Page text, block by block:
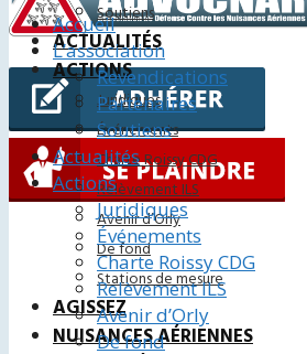
Soutiens
ACTUALITÉS
ACTIONS
Juridiques
Événements
Charte Roissy CDG
Relèvement ILS
Avenir d’Orly
De fond
Stations de mesure
AGISSEZ
NUISANCES AÉRIENNES
Accueil
L’association
Revendications
Partenaires
Soutiens
Actualités
Actions
Juridiques
Événements
Charte Roissy CDG
Relèvement ILS
Avenir d’Orly
De fond